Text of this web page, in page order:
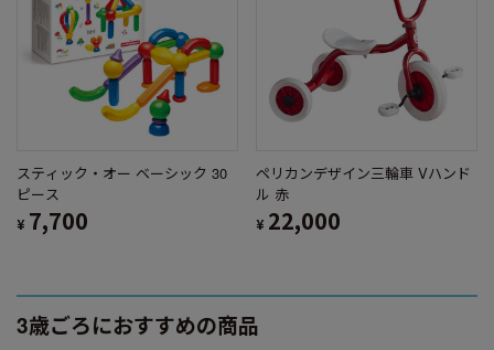
スティック・オー ベーシック 30
ピース
¥ 7,700
ペリカンデザイン三輪車 Vハンド
ル 赤
¥ 22,000
3歳ごろにおすすめの商品